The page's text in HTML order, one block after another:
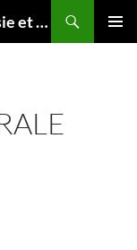
Comité National Français de Géodésie et Géophysique